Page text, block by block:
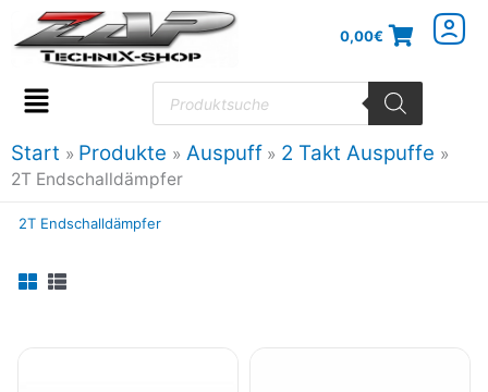
Inhalt
springen
0,00€
Flyout
Menu
Products
search
Start Produkte Auspuff 2 Takt Auspuffe
2T Endschalldämpfer
2T Endschalldämpfer